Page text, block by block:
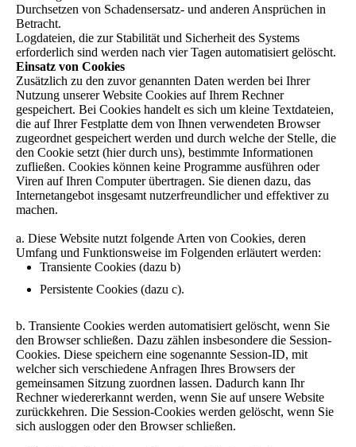
Durchsetzen von Schadensersatz- und anderen Ansprüchen in
Betracht.
Logdateien, die zur Stabilität und Sicherheit des Systems
erforderlich sind werden nach vier Tagen automatisiert gelöscht.
Einsatz von Cookies
Zusätzlich zu den zuvor genannten Daten werden bei Ihrer
Nutzung unserer Website Cookies auf Ihrem Rechner
gespeichert. Bei Cookies handelt es sich um kleine Textdateien,
die auf Ihrer Festplatte dem von Ihnen verwendeten Browser
zugeordnet gespeichert werden und durch welche der Stelle, die
den Cookie setzt (hier durch uns), bestimmte Informationen
zufließen. Cookies können keine Programme ausführen oder
Viren auf Ihren Computer übertragen. Sie dienen dazu, das
Internetangebot insgesamt nutzerfreundlicher und effektiver zu
machen.
a. Diese Website nutzt folgende Arten von Cookies, deren
Umfang und Funktionsweise im Folgenden erläutert werden:
Transiente Cookies (dazu b)
Persistente Cookies (dazu c).
b. Transiente Cookies werden automatisiert gelöscht, wenn Sie
den Browser schließen. Dazu zählen insbesondere die Session-
Cookies. Diese speichern eine sogenannte Session-ID, mit
welcher sich verschiedene Anfragen Ihres Browsers der
gemeinsamen Sitzung zuordnen lassen. Dadurch kann Ihr
Rechner wiedererkannt werden, wenn Sie auf unsere Website
zurückkehren. Die Session-Cookies werden gelöscht, wenn Sie
sich ausloggen oder den Browser schließen.